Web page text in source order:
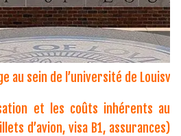
au sein de l’université de
et les coûts inhérents au
d’avion, visa B1, assurances)